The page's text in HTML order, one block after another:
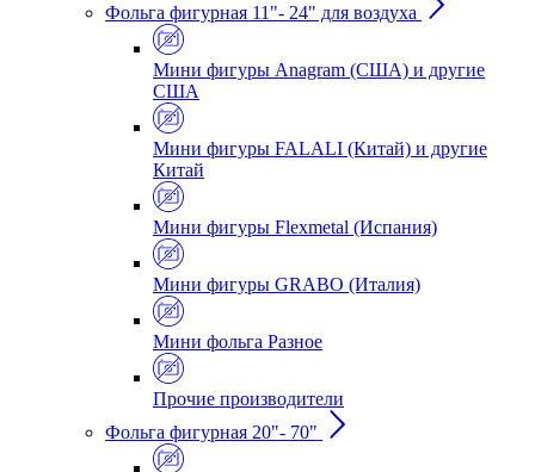
Фольга фигурная 11"- 24" для воздуха
Мини фигуры Anagram (США) и другие
США
Мини фигуры FALALI (Китай) и другие
Китай
Мини фигуры Flexmetal (Испания)
Мини фигуры GRABO (Италия)
Мини фольга Разное
Прочие производители
Фольга фигурная 20"- 70"